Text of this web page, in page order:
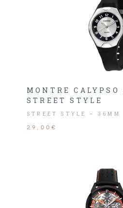
MONTRE CALYPSO
STREET STYLE
STREET STYLE – 36MM
29,00€